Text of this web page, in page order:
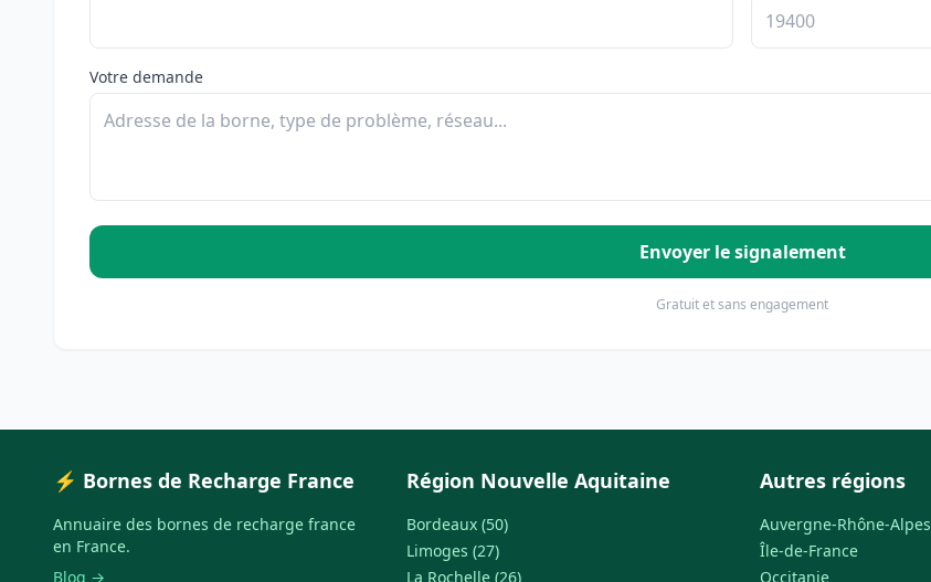
Votre demande
Envoyer le signalement
Gratuit et sans engagement
⚡ Bornes de Recharge France
Annuaire des bornes de recharge france
en France.
Blog →
Région Nouvelle Aquitaine
Bordeaux (50)
Limoges (27)
La Rochelle (26)
Autres régions
Auvergne-Rhône-Alpes
Île-de-France
Occitanie